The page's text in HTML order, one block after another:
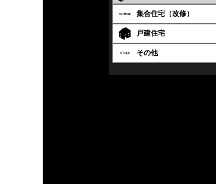
集合住宅（改修）
戸建住宅
その他